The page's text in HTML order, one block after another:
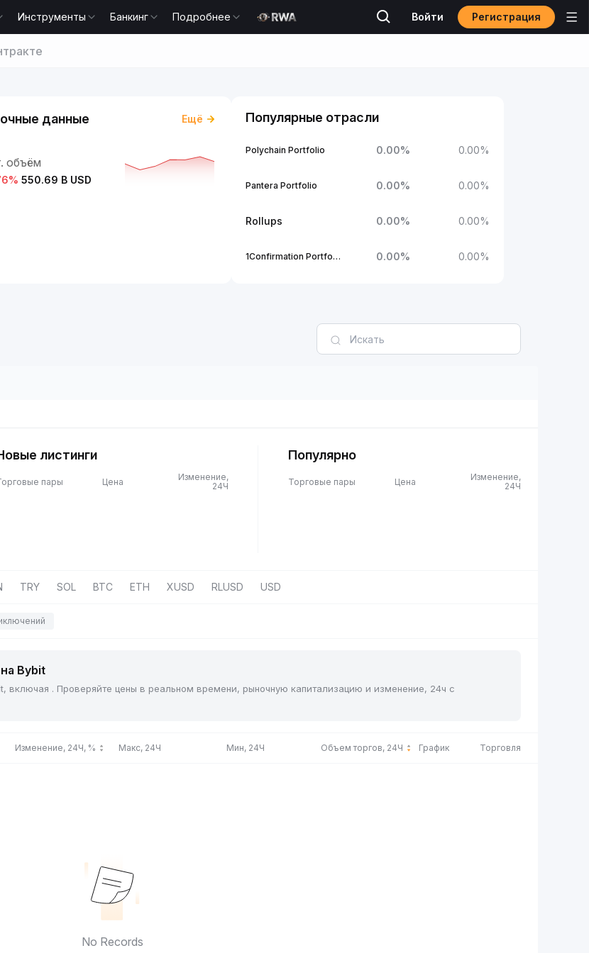
Инструменты Банкинг Подробнее Войти Регистрация
данные Ещё
объём
% 550.69 B USD
Популярные отрасли
Polychain Portfolio 0.00% 0.00%
Pantera Portfolio 0.00% 0.00%
Rollups 0.00% 0.00%
1Confirmation Portfolio 0.00% 0.00%
листинги
пары Цена
Изменение,
24Ч
Популярно
Торговые пары Цена
Изменение,
24Ч
TRY SOL BTC ETH XUSD RLUSD USD
Bybit
включая . Проверяйте цены в реальном времени, рыночную капитализацию и изменение, 24ч с
Изменение, 24Ч, % Макс, 24Ч Мин, 24Ч Объем торгов, 24Ч График Торговля
No Records